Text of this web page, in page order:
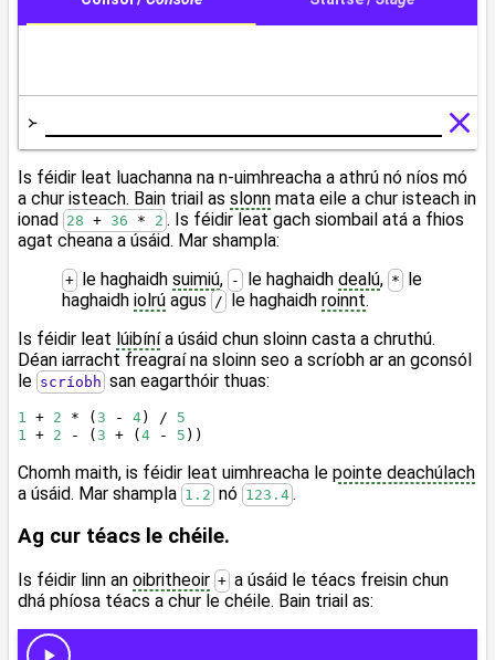
Is féidir leat luachanna na n-uimhreacha a athrú nó níos mó
a chur isteach. Bain triail as slonn mata eile a chur isteach in
ionad 28 + 36 * 2 . Is féidir leat gach siombail atá a fhios
agat cheana a úsáid. Mar shampla:
+ le haghaidh suimiú, - le haghaidh dealú, * le
haghaidh iolrú agus / le haghaidh roinnt.
Is féidir leat lúibínía úsáid chun sloinn casta a chruthú.
Déan iarracht freagraí na sloinn seo a scríobh ar an gconsól
le scríobh san eagarthóir thuas:
1 + 2 * ( 3 - 4) / 5
1
+ 2 - ( 3 + (4 - 5 ))
Chomh maith, is féidir leat uimhreacha le pointe deachúlach
a úsáid. Mar shampla 1.2 nó 123.4 .
Ag cur téacs le chéile.
Is féidir linn an oibritheoir + a úsáid le téacs freisin chun
dhá phíosa téacs a chur le chéile. Bain triail as: